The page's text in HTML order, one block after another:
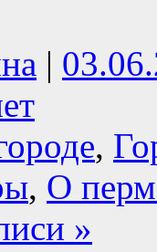
|
,
, О
»